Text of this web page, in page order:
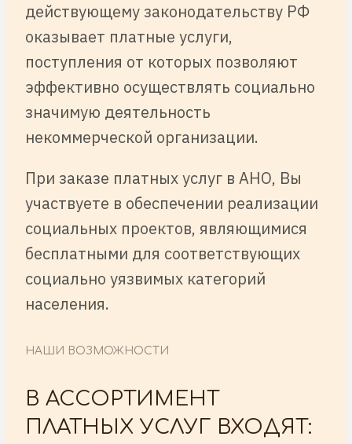
действующему законодательству РФ
оказывает платные услуги,
поступления от которых позволяют
эффективно осуществлять социально
значимую деятельность
некоммерческой организации.
При заказе платных услуг в АНО, Вы
участвуете в обеспечении реализации
социальных проектов, являющимися
бесплатными для соответствующих
социально уязвимых категорий
населения.
НАШИ ВОЗМОЖНОСТИ
В АССОРТИМЕНТ
ПЛАТНЫХ УСЛУГ ВХОДЯТ: